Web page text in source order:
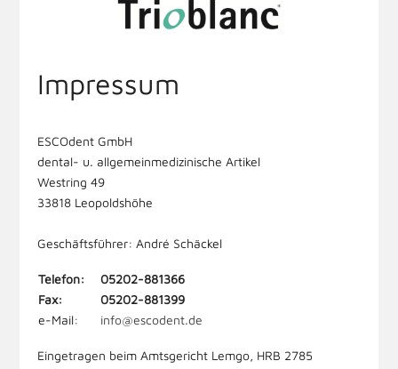
Impressum
ESCOdent GmbH
dental- u. allgemeinmedizinische Artikel
Westring 49
33818 Leopoldshöhe
Geschäftsführer: André Schäckel
Telefon:
Fax:
e-Mail:
05202-881366
05202-881399
info@escodent.de
Eingetragen beim Amtsgericht Lemgo, HRB 2785